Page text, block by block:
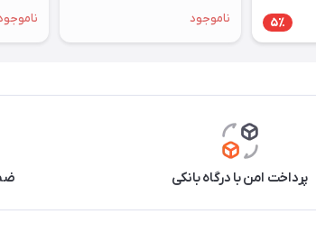
5٪
ناموجود
پرداخت امن با درگاه بانکی